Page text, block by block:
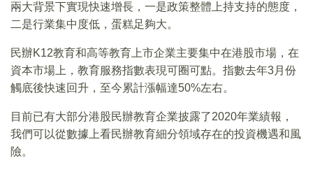
兩大背景下實現快速增長，一是政策整體上持支持的態度，
二是行業集中度低，蛋糕足夠大。
民辦K12教育和高等教育上市企業主要集中在港股市場，在
資本市場上，教育服務指數表現可圈可點。指數去年3月份
觸底後快速回升，至今累計漲幅達50%左右。
目前已有大部分港股民辦教育企業披露了2020年業績報，
我們可以從數據上看民辦教育細分領域存在的投資機遇和風
險。